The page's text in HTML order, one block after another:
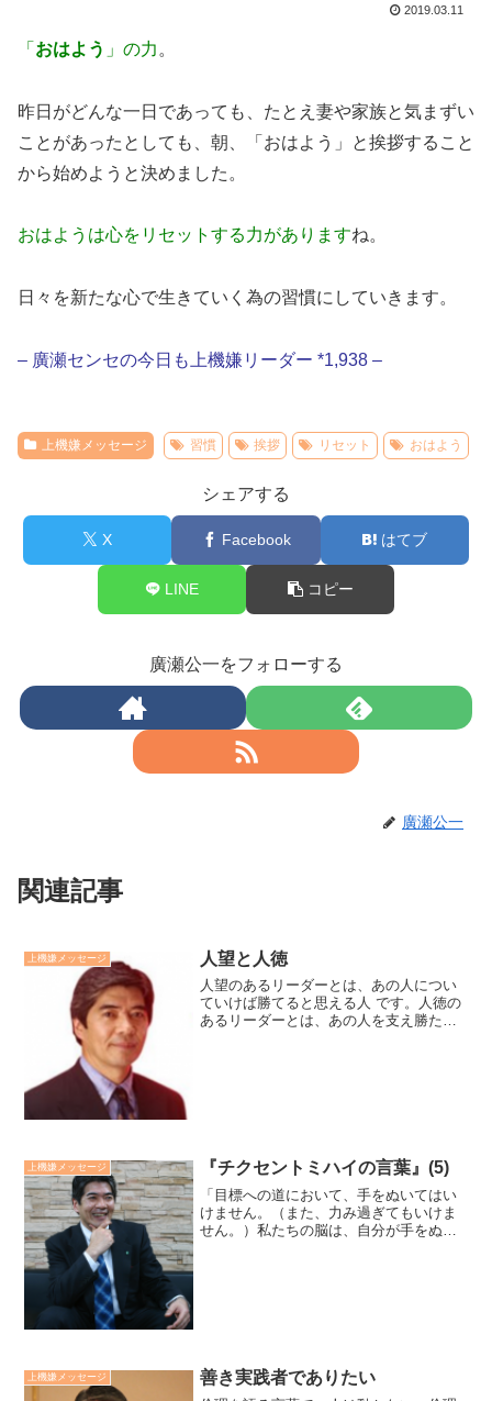
2019.03.11
「 おはよう 」の力 。
昨日がどんな一日であっても、たとえ妻や家族と気まずい
ことがあったとしても、朝、「おはよう」と挨拶すること
から始めようと決めました。
おはようは心をリセットする力がありますね。
日々を新たな心で生きていく為の習慣にしていきます。
– 廣瀬センセの今日も上機嫌リーダー *1,938 –
上機嫌メッセージ 習慣 挨拶 リセット おはよう
シェアする
X Facebook はてブ
LINE コピー
廣瀬公一をフォローする
廣瀬公一
関連記事
上機嫌メッセージ 人望と人徳
人望のあるリーダーとは、あの人につい
ていけば勝てると思える人 です。人徳の
あるリーダーとは、あの人を支え勝たし
上機嫌メッセージ 『チクセントミハイの言葉』(5)
「目標への道において、手をぬいてはい
けません。（また、力み過ぎてもいけま
せん。）私たちの脳は、自分が手をぬい
上機嫌メッセージ 善き実践者でありたい